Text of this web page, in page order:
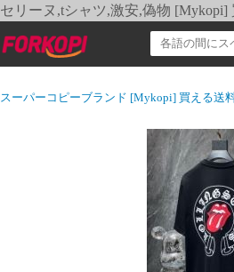
セリーヌ,tシャツ,激安,偽物
スーパーコピーブランド [Mykopi] 買える送